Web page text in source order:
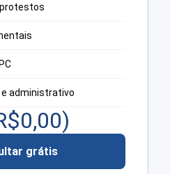
administrativo
0,00)
grátis